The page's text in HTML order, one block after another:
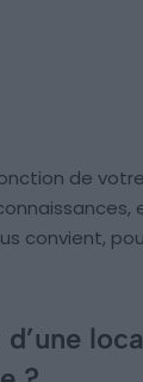
de
convient,